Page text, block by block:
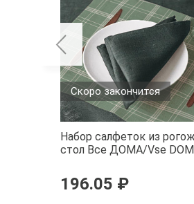
Скоро закончится
Набор салфеток из
стол Все ДОМА/Vse
196.05 ₽